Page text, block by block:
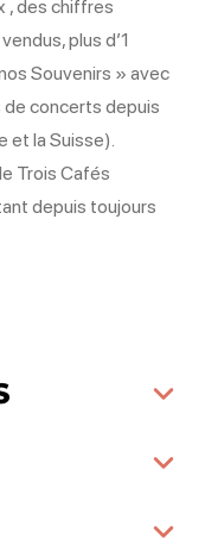
, des chiffres
plus d’1
Souvenirs » avec
concerts depuis
et la Suisse).
Trois Cafés
depuis toujours